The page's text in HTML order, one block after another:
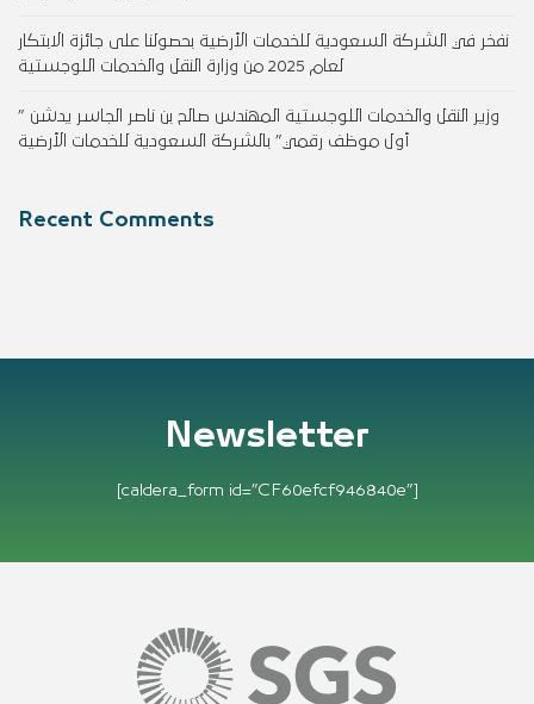
نفخر في الشركة السعودية للخدمات الأرضية بحصولنا على جائزة الابتكار
لعام 2025 من وزارة النقل والخدمات اللوجستية
وزير النقل والخدمات اللوجستية المهندس صالح بن ناصر الجاسر يدشن ”
أول موظف رقمي” بالشركة السعودية للخدمات الأرضية
Recent Comments
Newsletter
[caldera_form id=”CF60efcf946840e”]